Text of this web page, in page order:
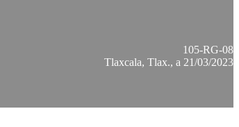
105-RG-08
Tlaxcala, Tlax., a 21/03/2023